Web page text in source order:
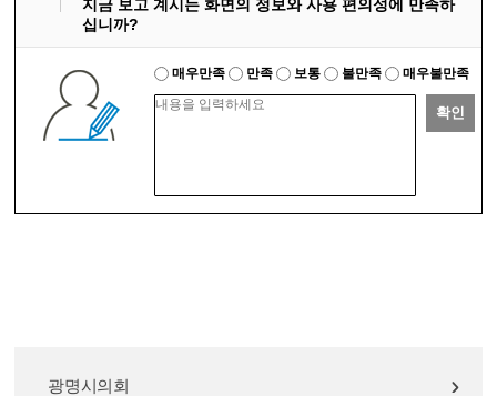
지금 보고 계시는 화면의 정보와 사용 편의성에 만족하
십니까?
매우만족 만족 보통 불만족 매우불만족
확인
광명시의회